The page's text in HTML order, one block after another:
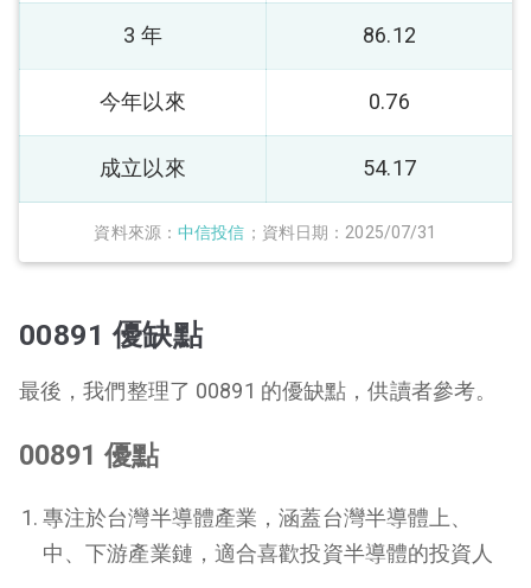
資料來源：中信投信 ；資料日期：2025/07/31
3 年 86.12
今年以來 0.76
成立以來 54.17
00891 優缺點
最後，我們整理了 00891 的優缺點，供讀者參考。
00891 優點
專注於台灣半導體產業，涵蓋台灣半導體上、
中、下游產業鏈，適合喜歡投資半導體的投資人